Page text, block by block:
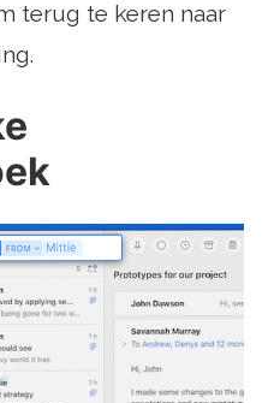
terug te keren naar